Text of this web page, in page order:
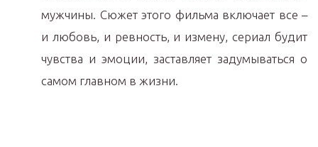
мужчины. Сюжет этого фильма включает все –
и любовь, и ревность, и измену, сериал будит
чувства и эмоции, заставляет задумываться о
самом главном в жизни.